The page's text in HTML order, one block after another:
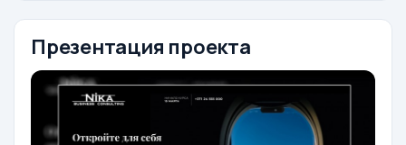
Презентация проекта